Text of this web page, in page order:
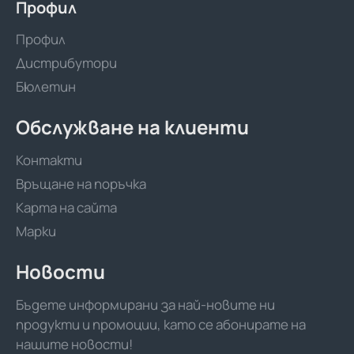
Профил
Профил
Дистрибутори
Бюлетин
Обслужване на клиенти
Контакти
Връщане на поръчка
Карта на сайта
Марки
Новости
Бъдете информирани за най-новите ни
продукти и промоции, като се абонирате на
нашите новости!